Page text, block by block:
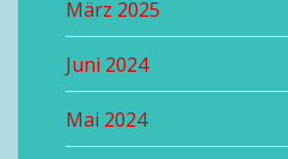
März 2025
Juni 2024
Mai 2024